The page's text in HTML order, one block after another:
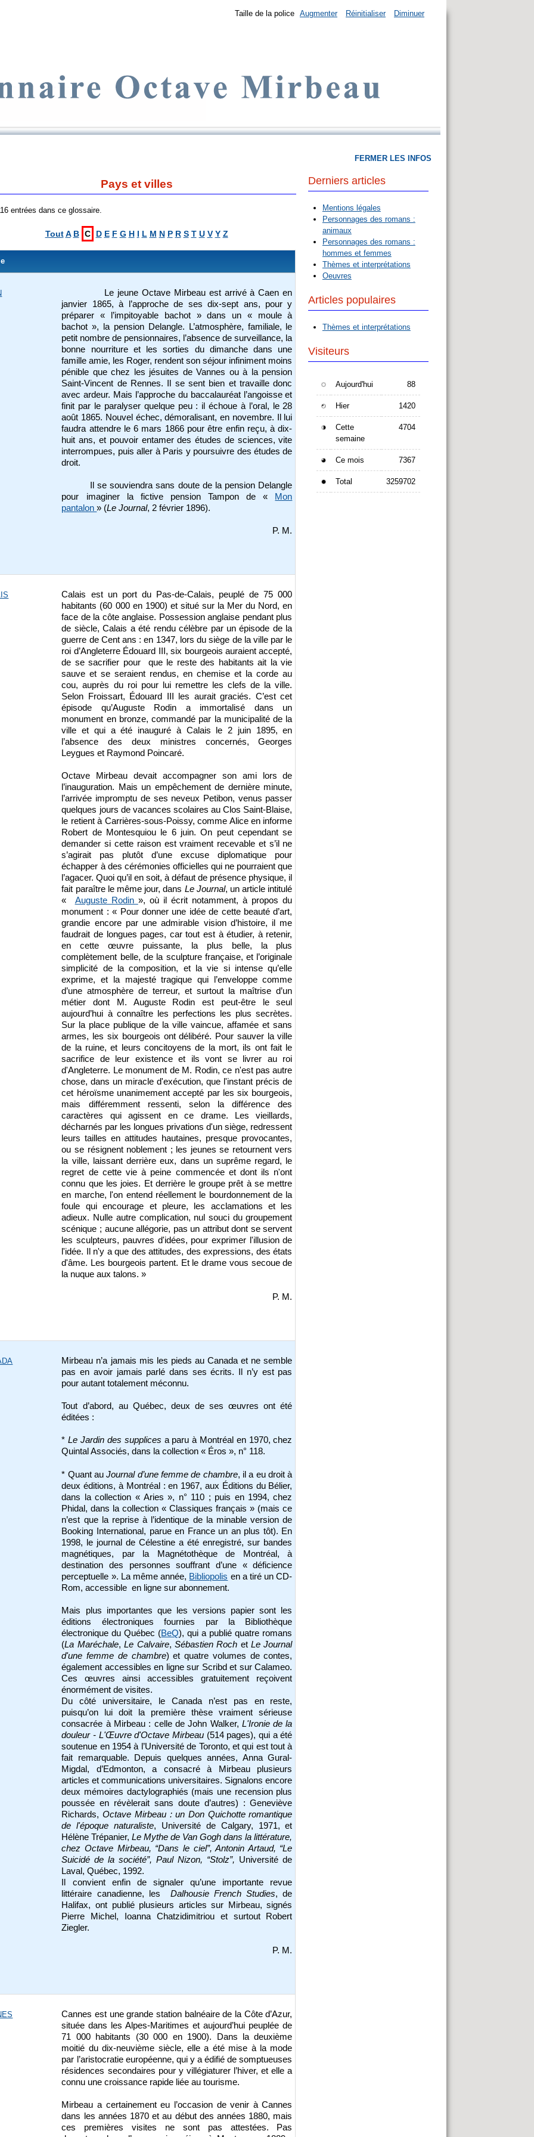
Taille de la police Augmenter Réinitialiser Diminuer
Pays et villes
entrées dans ce glossaire.
Tout A B C D E F G H I L M N P R S T U V Y Z
Le jeune Octave Mirbeau est arrivé à Caen en
janvier 1865, à l’approche de ses dix-sept ans, pour y
préparer « l’impitoyable bachot » dans un « moule à
bachot », la pension Delangle. L’atmosphère, familiale, le
petit nombre de pensionnaires, l’absence de surveillance, la
bonne nourriture et les sorties du dimanche dans une
famille amie, les Roger, rendent son séjour infiniment moins
pénible que chez les jésuites de Vannes ou à la pension
Saint-Vincent de Rennes. Il se sent bien et travaille donc
avec ardeur. Mais l’approche du baccalauréat l’angoisse et
finit par le paralyser quelque peu : il échoue à l’oral, le 28
août 1865. Nouvel échec, démoralisant, en novembre. Il lui
faudra attendre le 6 mars 1866 pour être enfin reçu, à dix-
huit ans, et pouvoir entamer des études de sciences, vite
interrompues, puis aller à Paris y poursuivre des études de
droit.
Il se souviendra sans doute de la pension Delangle
pour imaginer la fictive pension Tampon de «
Mon
pantalon» (Le Journal, 2 février 1896).
P. M.
Calais est un port du Pas-de-Calais, peuplé de 75 000
habitants (60 000 en 1900) et situé sur la Mer du Nord, en
face de la côte anglaise. Possession anglaise pendant plus
de siècle, Calais a été rendu célèbre par un épisode de la
guerre de Cent ans : en 1347, lors du siège de la ville par le
roi d’Angleterre Édouard III, six bourgeois auraient accepté,
de se sacrifier pour que le reste des habitants ait la vie
sauve et se seraient rendus, en chemise et la corde au
cou, auprès du roi pour lui remettre les clefs de la ville.
Selon Froissart, Édouard III les aurait graciés. C’est cet
épisode qu’Auguste Rodin a immortalisé dans un
monument en bronze, commandé par la municipalité de la
ville et qui a été inauguré à Calais le 2 juin 1895, en
l’absence des deux ministres concernés, Georges
Leygues et Raymond Poincaré.
Octave Mirbeau devait accompagner son ami lors de
l’inauguration. Mais un empêchement de dernière minute,
l’arrivée impromptu de ses neveux Petibon, venus passer
quelques jours de vacances scolaires au Clos Saint-Blaise,
le retient à Carrières-sous-Poissy, comme Alice en informe
Robert de Montesquiou le 6 juin. On peut cependant se
demander si cette raison est vraiment recevable et s’il ne
s’agirait pas plutôt d’une excuse diplomatique pour
échapper à des cérémonies officielles qui ne pourraient que
l’agacer. Quoi qu’il en soit, à défaut de présence physique, il
fait paraître le même jour, dans Le Journal, un article intitulé
«
Auguste Rodin », où il écrit notamment, à propos du
monument : « Pour donner une idée de cette beauté d’art,
grandie encore par une admirable vision d’histoire, il me
faudrait de longues pages, car tout est à étudier, à retenir,
en cette œuvre puissante, la plus belle, la plus
complètement belle, de la sculpture française, et l’originale
simplicité de la composition, et la vie si intense qu’elle
exprime, et la majesté tragique qui l’enveloppe comme
d’une atmosphère de terreur, et surtout la maîtrise d’un
métier dont M. Auguste Rodin est peut-être le seul
aujourd’hui à connaître les perfections les plus secrètes.
Sur la place publique de la ville vaincue, affamée et sans
armes, les six bourgeois ont délibéré. Pour sauver la ville
de la ruine, et leurs concitoyens de la mort, ils ont fait le
sacrifice de leur existence et ils vont se livrer au roi
d'Angleterre. Le monument de M. Rodin, ce n'est pas autre
chose, dans un miracle d'exécution, que l'instant précis de
cet héroïsme unanimement accepté par les six bourgeois,
mais différemment ressenti, selon la différence des
caractères qui agissent en ce drame. Les vieillards,
décharnés par les longues privations d'un siège, redressent
leurs tailles en attitudes hautaines, presque provocantes,
ou se résignent noblement ; les jeunes se retournent vers
la ville, laissant derrière eux, dans un suprême regard, le
regret de cette vie à peine commencée et dont ils n'ont
connu que les joies. Et derrière le groupe prêt à se mettre
en marche, l'on entend réellement le bourdonnement de la
foule qui encourage et pleure, les acclamations et les
adieux. Nulle autre complication, nul souci du groupement
scénique ; aucune allégorie, pas un attribut dont se servent
les sculpteurs, pauvres d'idées, pour exprimer l'illusion de
l'idée. Il n'y a que des attitudes, des expressions, des états
d'âme. Les bourgeois partent. Et le drame vous secoue de
la nuque aux talons. »
P. M.
Mirbeau n’a jamais mis les pieds au Canada et ne semble
pas en avoir jamais parlé dans ses écrits. Il n’y est pas
pour autant totalement méconnu.
Tout d’abord, au Québec, deux de ses œuvres ont été
éditées :
*Le Jardin des supplices a paru à Montréal en 1970, chez
Quintal Associés, dans la collection « Éros », n° 118.
* Quant auJournal d’une femme de chambre, il a eu droit à
deux éditions, à Montréal : en 1967, aux Éditions du Bélier,
dans la collection « Aries », n° 110 ; puis en 1994, chez
Phidal, dans la collection « Classiques français » (mais ce
n’est que la reprise à l’identique de la minable version de
Booking International, parue en France un an plus tôt). En
1998, le journal de Célestine a été enregistré, sur bandes
magnétiques, par la Magnétothèque de Montréal, à
destination des personnes souffrant d’une « déficience
perceptuelle ». La même année, Bibliopolis en a tiré un CD-
Rom, accessible en ligne sur abonnement.
Mais plus importantes que les versions papier sont les
éditions électroniques fournies par la Bibliothèque
électronique du Québec (BeQ), qui a publié quatre romans
(La Maréchale,Le Calvaire, Sébastien Roch etLeJournal
d'une femme de chambre) et quatre volumes de contes,
également accessibles en ligne sur Scribd et sur Calameo.
Ces œuvres ainsi accessibles gratuitement reçoivent
énormément de visites.
Du côté universitaire, le Canada n’est pas en reste,
puisqu’on lui doit la première thèse vraiment sérieuse
consacrée à Mirbeau : celle de John Walker, L'Ironie de la
douleur - L'Œuvre d'Octave Mirbeau (514 pages), qui a été
soutenue en 1954 à l’Université de Toronto, et qui est tout à
fait remarquable. Depuis quelques années, Anna Gural-
Migdal, d’Edmonton, a consacré à Mirbeau plusieurs
articles et communications universitaires. Signalons encore
deux mémoires dactylographiés (mais une recension plus
poussée en révèlerait sans doute d’autres) : Geneviève
Richards,Octave Mirbeau : un Don Quichotte romantique
de l'époque naturaliste, Université de Calgary, 1971, et
Hélène Trépanier,Le Mythe de Van Gogh dans la littérature,
chez Octave Mirbeau, “Dans le ciel”, Antonin Artaud, “Le
Suicidé de la société”, Paul Nizon, “Stolz”, Université de
Laval, Québec, 1992.
Il convient enfin de signaler qu’une importante revue
littéraire canadienne, les Dalhousie French Studies, de
Halifax, ont publié plusieurs articles sur Mirbeau, signés
Pierre Michel, Ioanna Chatzidimitriou et surtout Robert
Ziegler.
P. M.
Cannes est une grande station balnéaire de la Côte d’Azur,
située dans les Alpes-Maritimes et aujourd’hui peuplée de
71 000 habitants (30 000 en 1900). Dans la deuxième
moitié du dix-neuvième siècle, elle a été mise à la mode
par l’aristocratie européenne, qui y a édifié de somptueuses
résidences secondaires pour y villégiaturer l’hiver, et elle a
connu une croissance rapide liée au tourisme.
Mirbeau a certainement eu l’occasion de venir à Cannes
dans les années 1870 et au début des années 1880, mais
ces premières visites ne sont pas attestées. Pas
FERMER LES INFOS
Derniers articles
Mentions légales
Personnages des romans :
animaux
Personnages des romans :
hommes et femmes
Thèmes et interprétations
Oeuvres
Articles populaires
Thèmes et interprétations
Visiteurs
Aujourd'hui 88
Hier 1420
Cette
semaine
4704
Ce mois 7367
Total 3259702